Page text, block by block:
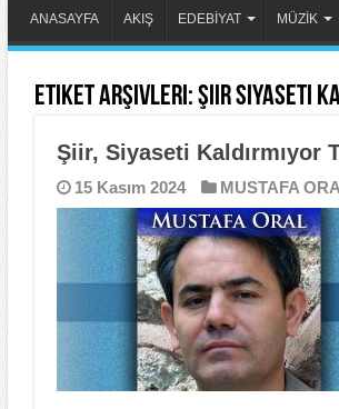
ANASAYFA AKIŞ EDEBİYAT MÜZİK
Etiket Arşivleri:Şiir Siyaseti
Şiir, Siyaseti Kaldırmıyor
15 Kasım 2024 MUSTAFA